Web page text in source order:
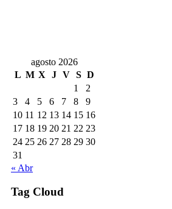
agosto 2026
L M X J V S D
1
2
3
4 5 6 7 8
9
10 11 12 13 14 15 16
17 18 19 20 21 22 23
24 25 26 27 28 29 30
31
« Abr
Tag Cloud